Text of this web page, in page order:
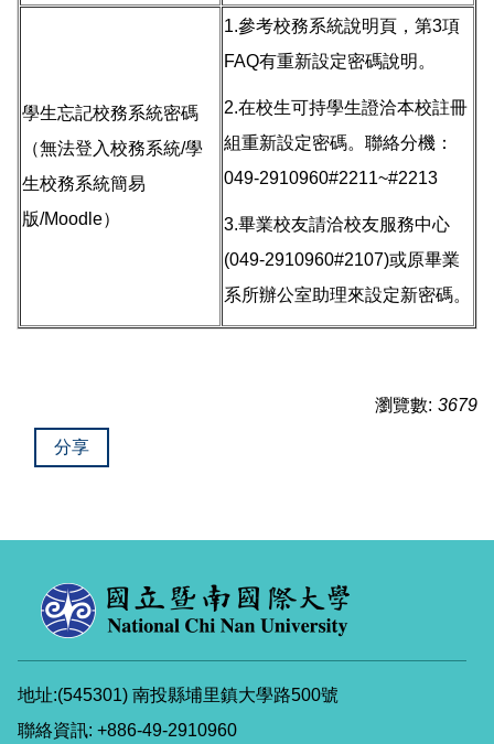
學生忘記校務系統密碼
（無法登入校務系統/學
生校務系統簡易
版/Moodle）
1.參考校務系統說明頁 ，第3項
FAQ有重新設定密碼說明。
2.在校生可持學生證洽本校註冊
組重新設定密碼。聯絡分機：
049-2910960#2211~#2213
3.畢業校友請洽校友服務中心
(049-2910960#2107)或原畢業
系所辦公室助理來設定新密碼。
瀏覽數: 3679
分享
地址:(545301) 南投縣埔里鎮大學路500號
聯絡資訊: +886-49-2910960